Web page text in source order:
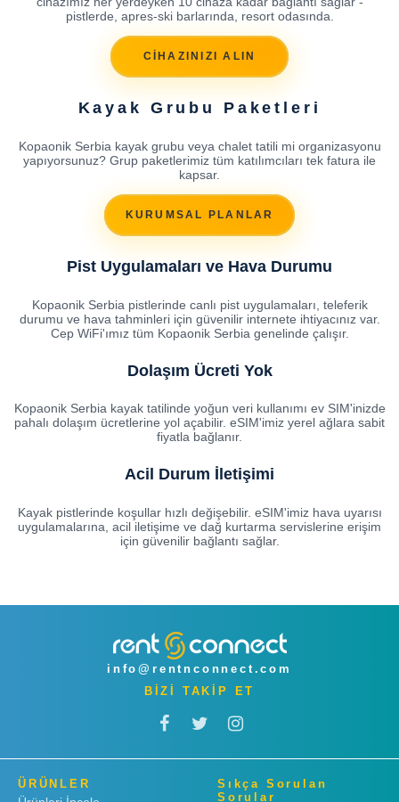
pistlerde, apres-ski barlarında, resort odasında.
CİHAZINIZI ALIN
Kayak Grubu Paketleri
Kopaonik Serbia kayak grubu veya chalet tatili mi organizasyonu
yapıyorsunuz? Grup paketlerimiz tüm katılımcıları tek fatura ile
kapsar.
KURUMSAL PLANLAR
Pist Uygulamaları ve Hava Durumu
Kopaonik Serbia pistlerinde canlı pist uygulamaları, teleferik
durumu ve hava tahminleri için güvenilir internete ihtiyacınız var.
Cep WiFi'ımız tüm Kopaonik Serbia genelinde çalışır.
Dolaşım Ücreti Yok
Kopaonik Serbia kayak tatilinde yoğun veri kullanımı ev SIM'inizde
pahalı dolaşım ücretlerine yol açabilir. eSIM'imiz yerel ağlara sabit
fiyatla bağlanır.
Acil Durum İletişimi
Kayak pistlerinde koşullar hızlı değişebilir. eSIM'imiz hava uyarısı
uygulamalarına, acil iletişime ve dağ kurtarma servislerine erişim
için güvenilir bağlantı sağlar.
info@rentnconnect.com
BİZİ TAKİP ET
ÜRÜNLER
Sıkça Sorulan
Sorular